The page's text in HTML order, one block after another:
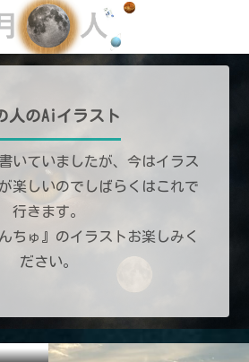
人のAiイラスト
いていましたが、今はイラス
楽しいのでしばらくはこれで
行きます。
ちゅ』のイラストお楽しみく
ださい。